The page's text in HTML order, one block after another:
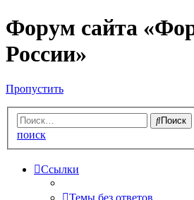
Форум сайта
России»
Пропустить
Поиск
поиск
Ссылки